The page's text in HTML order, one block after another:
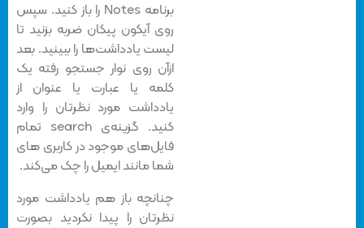
برنامه Notes را باز کنید. سپس
روی آیکون پیکان ضربه بزنید تا
لیست یادداشت‌ها را ببینید. بعد
ازآن روی نوار جستجو رفته یک
کلمه یا عبارت یا عنوان از
یادداشت مورد نظرتان را وارد
کنید. گزینه‌ی search تمام
فایل‌های موجود در کاربری های
شما مانند ایمیل را چک می‌کند.
چنانچه باز هم یادداشت مورد
نظرتان را پیدا نکردید بصورت